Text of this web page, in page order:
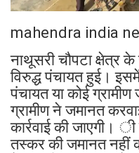
mahendra india
नाथूसरी चौपटा क्षेत्र
विरुद्ध पंचायत हुई।
पंचायत या कोई
ग्रामीण ने जमानत
कार्रवाई की जाएगी।
तस्कर की जमानत नहीं